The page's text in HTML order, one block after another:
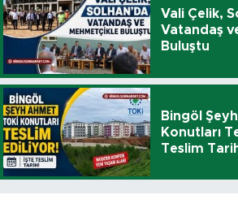
Vali Çelik,
Vatandaş
Buluştu
Bingöl
Konutları
Teslim